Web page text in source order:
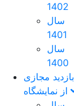
1402
سال
1401
سال
1400
بازدید مجازی